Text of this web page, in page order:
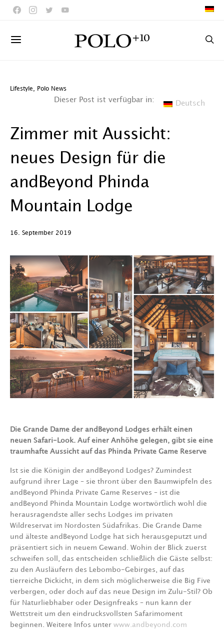
Lifestyle Polo News
Dieser Post ist verfügbar in: Deutsch
Zimmer mit Aussicht:
neues Design für die
andBeyond Phinda
Mountain Lodge
16. September 2019
Die Grande Dame der andBeyond Lodges erhält einen
neuen Safari-Look. Auf einer Anhöhe gelegen, gibt sie eine
traumhafte Aussicht auf das Phinda Private Game Reserve
Ist sie die Königin der andBeyond Lodges? Zumindest
aufgrund ihrer Lage – sie thront über den Baumwipfeln des
andBeyond Phinda Private Game Reserves – ist die
andBeyond Phinda Mountain Lodge wortwörtlich wohl die
herausragendste aller sechs Lodges im privaten
Wildreservat im Nordosten Südafrikas. Die Grande Dame
und älteste andBeyond Lodge hat sich herausgeputzt und
präsentiert sich in neuem Gewand. Wohin der Blick zuerst
schweifen soll, das entscheiden schließlich die Gäste selbst:
zu den Ausläufern des Lebombo-Gebirges, auf das
tierreiche Dickicht, in dem sich möglicherweise die Big Five
verbergen, oder doch auf das neue Design im Zulu-Stil? Ob
für Naturliebhaber oder Designfreaks – nun kann der
Wettstreit um den eindrucksvollsten Safarimoment
beginnen. Weitere Infos unter www.andbeyond.com